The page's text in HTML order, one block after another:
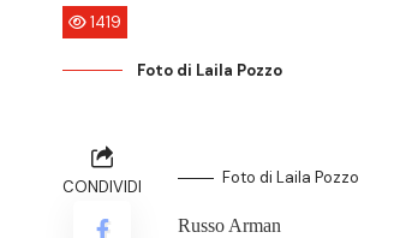
1419
Foto di Laila Pozzo
CONDIVIDI Foto di Laila Pozzo
Russo Arman